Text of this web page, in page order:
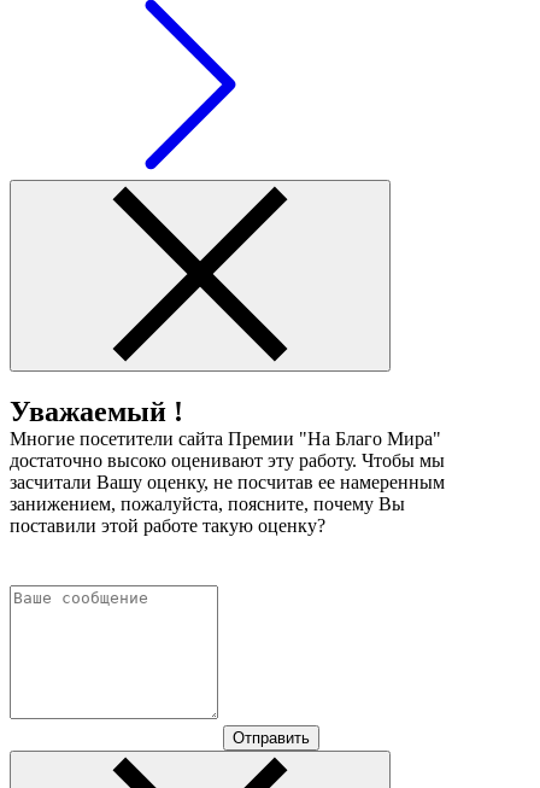
Уважаемый !
Многие посетители сайта Премии "На Благо Мира"
достаточно высоко оценивают эту работу. Чтобы мы
засчитали Вашу оценку, не посчитав ее намеренным
занижением, пожалуйста, поясните, почему Вы
поставили этой работе такую оценку?
Отправить